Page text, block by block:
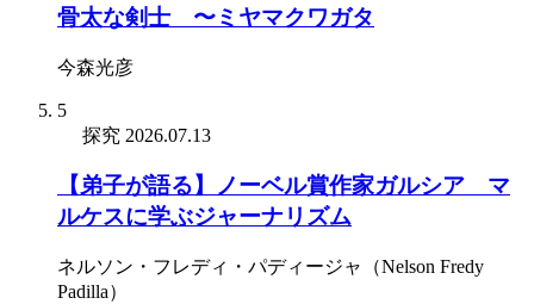
骨太な剣士 〜ミヤマクワガタ
今森光彦
5
探究 2026.07.13
【弟子が語る】ノーベル賞作家ガルシア゠マ
ルケスに学ぶジャーナリズム
ネルソン・フレディ・パディージャ（Nelson Fredy
Padilla）